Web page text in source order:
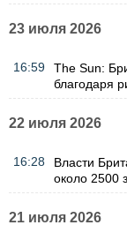
23 июля 2026
16:59
The Sun:
благодаря
22 июля 2026
16:28
Власти
около 2500
21 июля 2026